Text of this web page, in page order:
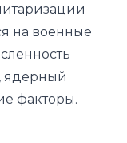
на военные
ядерный
факторы.